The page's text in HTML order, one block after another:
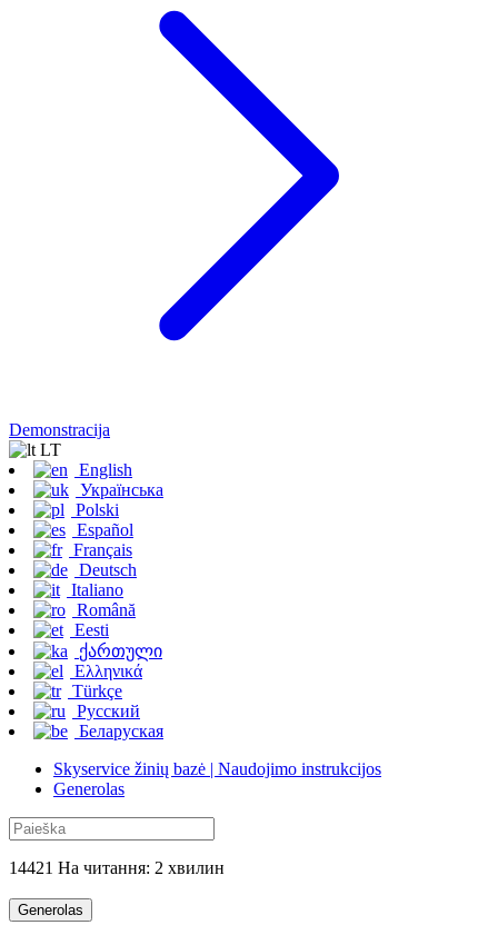
Demonstracija
LT
English
Українська
Polski
Español
Français
Deutsch
Italiano
Română
Eesti
ქართული
Ελληνικά
Türkçe
Русский
Беларуская
Skyservice žinių bazė | Naudojimo instrukcijos
Generolas
14421 На читання: 2 хвилин
Generolas